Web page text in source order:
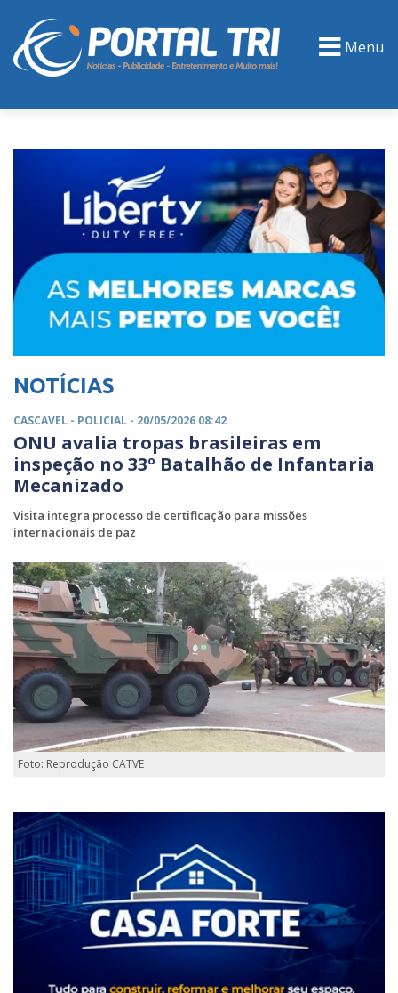
Menu
NOTÍCIAS
CASCAVEL - POLICIAL - 20/05/2026 08:42
ONU avalia tropas brasileiras em
inspeção no 33º Batalhão de Infantaria
Mecanizado
Visita integra processo de certificação para missões
internacionais de paz
Foto: Reprodução CATVE